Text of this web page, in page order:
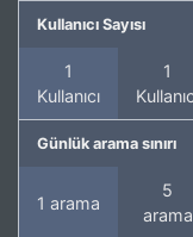
Kullanıcı Sayısı
1
Kullanıcı
1
Günlük arama sınırı
1 arama
5
arama